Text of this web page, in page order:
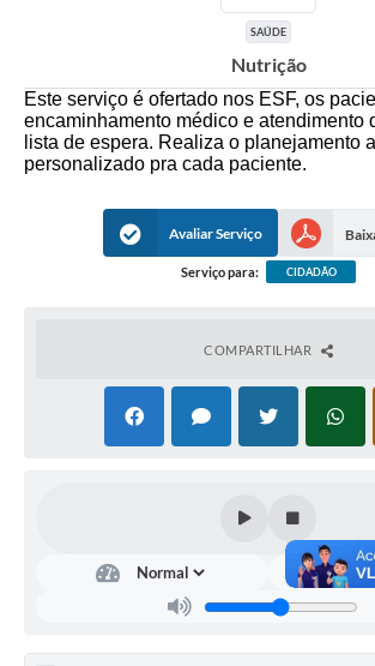
Tributação
Diário Oficial
Outros Editais
Plano de Contratações Anual
PNAB (Política Nacional Aldir Blanc)
SAÚDE
Nutrição
Este serviço é ofertado nos ESF, os
encaminhamento médico e atendimento
lista de espera. Realiza o planejamento
personalizado pra cada paciente.
Avaliar Serviço
Serviço para: CIDADÃO
COMPARTILHAR